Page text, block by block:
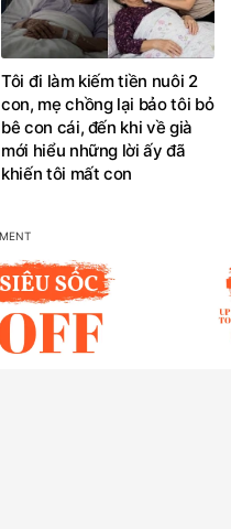
Tôi đi làm kiếm tiền nuôi 2
con, mẹ chồng lại bảo tôi bỏ
bê con cái, đến khi về già
mới hiểu những lời ấy đã
khiến tôi mất con